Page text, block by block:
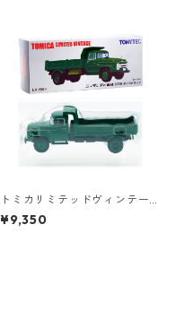
トミカリミテッドヴィンテー
ジ LV-66a ニッサン ディーゼ
ル 680型 ダンプトラック #10
¥9,350